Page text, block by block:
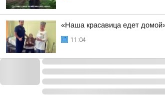
«Наша красавица едет
11:04